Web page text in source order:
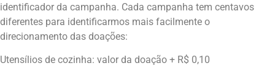
identificador da campanha. Cada campanha tem centavos
diferentes para identificarmos mais facilmente o
direcionamento das doações:
Utensílios de cozinha: valor da doação + R$ 0,10